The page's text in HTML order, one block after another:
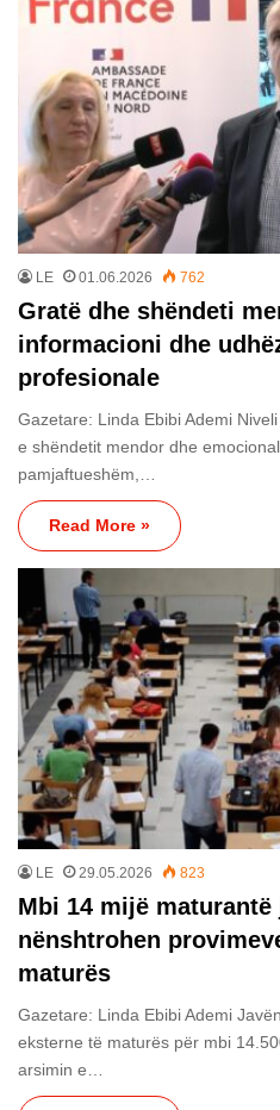
LE 01.06.2026 762
Gratë dhe shëndeti
informacioni dhe
profesionale
Gazetare: Linda Ebibi Ademi
e shëndetit mendor dhe
pamjaftueshëm,…
Read More »
LE 29.05.2026 823
Mbi 14 mijë
nënshtrohen
maturës
Gazetare: Linda Ebibi Ademi
eksterne të maturës për mbi
arsimin e…